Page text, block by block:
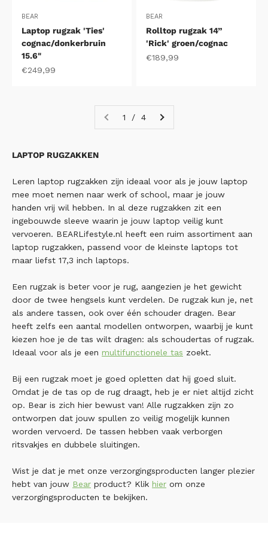
BEAR
Laptop rugzak 'Ties'
cognac/donkerbruin
15.6"
Aanbiedingsprijs
€249,99
BEAR
Rolltop rugzak 14”
'Rick' groen/cognac
Aanbiedingsprijs
€189,99
1 / 4
LAPTOP RUGZAKKEN
Leren laptop rugzakken zijn ideaal voor als je jouw laptop
mee moet nemen naar werk of school, maar je jouw
handen vrij wil hebben. In al deze rugzakken zit een
ingebouwde sleeve waarin je jouw laptop veilig kunt
vervoeren. BEARLifestyle.nl heeft een ruim assortiment aan
laptop rugzakken, passend voor de kleinste laptops tot
maar liefst 17,3 inch laptops.
Een rugzak is beter voor je rug, aangezien je het gewicht
door de twee hengsels kunt verdelen. De rugzak kun je, net
als andere tassen, ook over één schouder dragen. Bear
heeft zelfs een aantal modellen ontworpen, waarbij je kunt
kiezen hoe je de tas wilt dragen: als schoudertas of rugzak.
Ideaal voor als je een multifunctionele tas zoekt.
Bij een rugzak moet je goed opletten dat hij goed sluit.
Omdat je de tas op de rug draagt, heb je er niet altijd zicht
op. Bear is zich hier bewust van! Alle rugzakken zijn zo
ontworpen dat jouw spullen zo veilig mogelijk kunnen
worden vervoerd. De tassen hebben vaak verborgen
ritsvakjes en dubbele sluitingen.
Wist je dat je met onze verzorgingsproducten langer plezier
hebt van jouw Bear product? Klik hier om onze
verzorgingsproducten te bekijken.